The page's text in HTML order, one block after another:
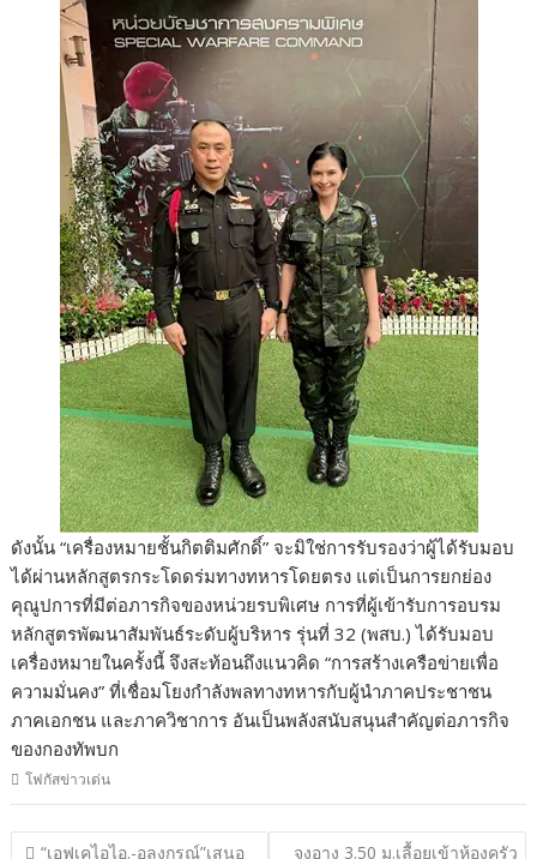
ดังนั้น “เครื่องหมายชั้นกิตติมศักดิ์” จะมิใช่การรับรองว่าผู้ได้รับมอบ
ได้ผ่านหลักสูตรกระโดดร่มทางทหารโดยตรง แต่เป็นการยกย่อง
คุณูปการที่มีต่อภารกิจของหน่วยรบพิเศษ การที่ผู้เข้ารับการอบรม
หลักสูตรพัฒนาสัมพันธ์ระดับผู้บริหาร รุ่นที่ 32 (พสบ.) ได้รับมอบ
เครื่องหมายในครั้งนี้ จึงสะท้อนถึงแนวคิด “การสร้างเครือข่ายเพื่อ
ความมั่นคง” ที่เชื่อมโยงกำลังพลทางทหารกับผู้นำภาคประชาชน
ภาคเอกชน และภาควิชาการ อันเป็นพลังสนับสนุนสำคัญต่อภารกิจ
ของกองทัพบก
โฟกัสข่าวเด่น
แนะแนว
“เอฟเคไอไอ.-อลงกรณ์”เสนอ
จงอาง 3.50 ม.เลื้อยเข้าห้องครัว